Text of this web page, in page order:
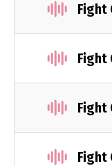
Fight
Fight
Fight
Fight